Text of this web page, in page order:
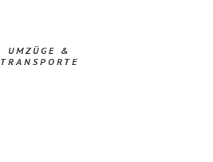
UMZÜGE &
TRANSPORTE